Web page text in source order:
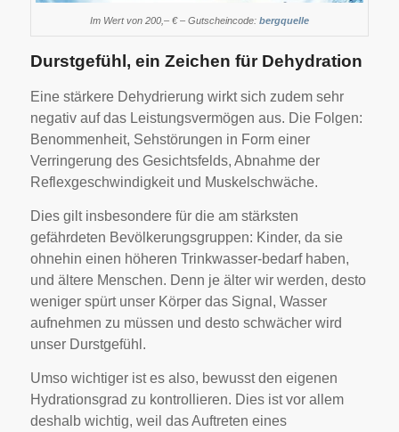
Im Wert von 200,– € – Gutscheincode: bergquelle
Durstgefühl, ein Zeichen für Dehydration
Eine stärkere Dehydrierung wirkt sich zudem sehr
negativ auf das Leistungsvermögen aus. Die Folgen:
Benommenheit, Sehstörungen in Form einer
Verringerung des Gesichtsfelds, Abnahme der
Reflexgeschwindigkeit und Muskelschwäche.
Dies gilt insbesondere für die am stärksten
gefährdeten Bevölkerungsgruppen: Kinder, da sie
ohnehin einen höheren Trinkwasser-bedarf haben,
und ältere Menschen. Denn je älter wir werden, desto
weniger spürt unser Körper das Signal, Wasser
aufnehmen zu müssen und desto schwächer wird
unser Durstgefühl.
Umso wichtiger ist es also, bewusst den eigenen
Hydrationsgrad zu kontrollieren. Dies ist vor allem
deshalb wichtig, weil das Auftreten eines